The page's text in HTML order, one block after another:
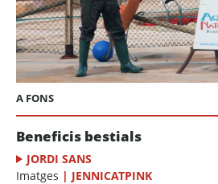
A FONS
Beneficis bestials
JORDI SANS
Imatges | JENNICATPINK